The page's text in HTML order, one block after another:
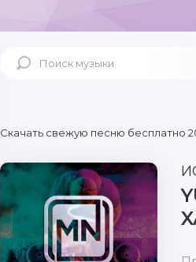
Скачать свежую песню бесплатно